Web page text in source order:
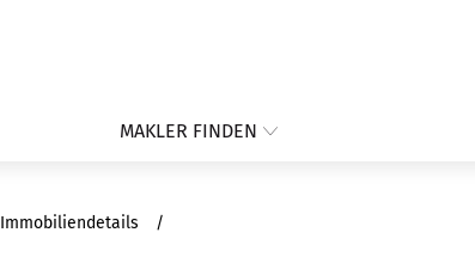
MAKLER FINDEN
Immobiliendetails